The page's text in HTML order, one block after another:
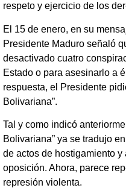
respeto y ejercicio de los
El 15 de enero, en su
Presidente Maduro señaló
desactivado cuatro
Estado o para asesinarlo a
respuesta, el Presidente
Bolivariana”.
Tal y como indicó
Bolivariana” ya se tradujo
de actos de hostigamiento
oposición. Ahora, parece
represión violenta.